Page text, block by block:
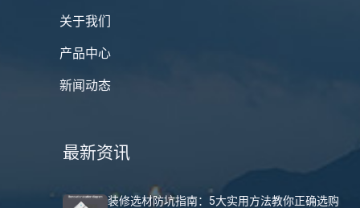
关于我们
产品中心
新闻动态
最新资讯
装修选材防坑指南：5大实用方法教你正确选购